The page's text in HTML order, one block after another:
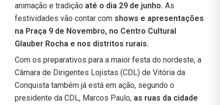
animação e tradição até o dia 29 de junho. As
festividades vão contar com shows e apresentações
na Praça 9 de Novembro, no Centro Cultural
Glauber Rocha e nos distritos rurais.
Com os preparativos para a maior festa do nordeste, a
Câmara de Dirigentes Lojistas (CDL) de Vitória da
Conquista também já está em ação, segundo o
presidente da CDL, Marcos Paulo, as ruas da cidade